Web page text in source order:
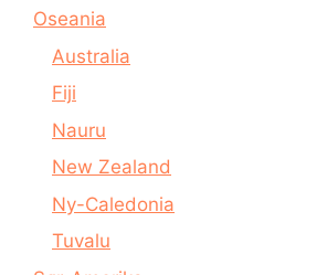
Oseania
Australia
Fiji
Nauru
New Zealand
Ny-Caledonia
Tuvalu